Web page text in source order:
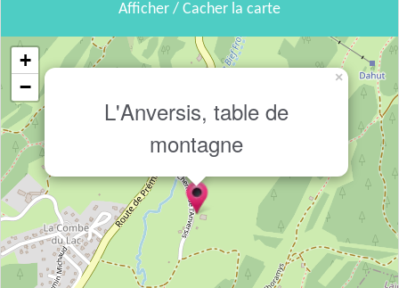
Afficher / Cacher la carte
L'Anversis, table de
montagne
×
+
−